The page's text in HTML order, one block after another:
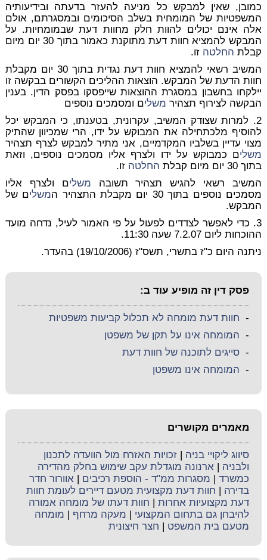
כמובן, שאין למבקש כל מניעה להעזר בדעתה ובידיעותיה
המשפטיות של המומחית בשלב הסיכומים ובמסגרתם, אולם
אלה אינם יכולים להוות חלק מחוות דעת שבמומחיות. על
המבקש להמציא חוות דעת מתוקנת כאמור בתוך 30 יום מיום
קבלת החלטה זו.
המשיב רשאי להמציא חוות דעת נגדית בתוך 30 יום מקבלת
חוות הדעת של המבקש. הוצאות ההליכים הקשורים בבקשה זו
יילקחו בחשבון במסגרת ההוצאות שייפסקו בפסק הדין. בענין
הבקשה לצירוף תצהיר משלים ומסמכים נוספים
2. למרות שצודק המשיב, עקרונית, בטענתו, כי המבקש יכל
להוסיף מלכתחילה את המבוקש על ידו, הרי שמכיוון שהתיק
מצוי עדיין בשלביו המקדמיים, אני מתיר למבקש לצרף תצהיר
משלים כמבוקש על ידו ולצרף אליו מסמכים נוספים, וזאת
בתוך 30 יום מיום קבלת
החלטה זו.
המשיב רשאי להגיש תצהיר תשובה משלים ולצרף אליו
מסמכים נוספים בתוך 30 יום מקבלת התצהיר ה
משלים של
המבקש.
3. כדי לאפשר לצדדים לפעול על פי האמור לעיל, נדחה מועד
ההוכחות ליום 7.2.07 שעה 11:30.
ניתנה היום כ"ז בתשרי, תשס"ז (19/10/2006) בהעדר.
פסק דין זה מופיע עוד ב:
- חוות דעת מומחה לא תכלול קביעות משפטיות
- המומחה אינו על תקן של משפטן
-סייגים לתוכנה של חוות דעת
- המומחה אינו משפטן
מאמרים מקושרים
סיווג ליקויי בניה |זכויות האזרח מול הוועדה לתכנון
ולבניה |ארנונה מוגדלת עקב שימוש בחלק מהדירה
כמשרד
מסגרות ממ"ד - הוספת רכיבים |אוורור חדר
בדירה
חוות דעת מקצועית מטעם דיירים לעומת חוות
דעת מקצועיות אחרות
חוות דעתו של מומחה אמורה
להיבחן גם בתחום המקצועי
מעקה מרחף
מומחה
מטעם בית המשפט
חצר חיצונית